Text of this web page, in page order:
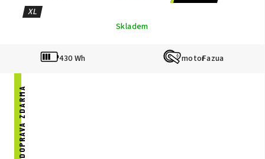
XL
Skladem
430 Wh Fazua
DOPRAVA ZDARMA